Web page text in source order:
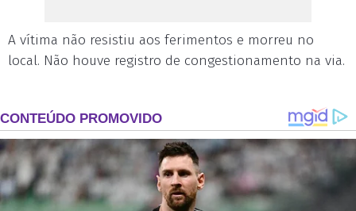
A vítima não resistiu aos ferimentos e morreu no
local. Não houve registro de congestionamento na via.